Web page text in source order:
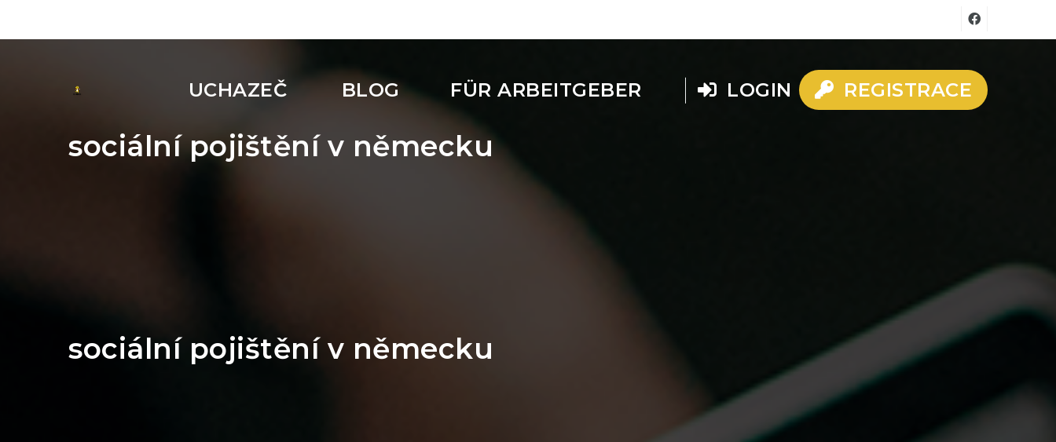
UCHAZEČ BLOG FÜR ARBEITGEBER LOGIN REGISTRACE
sociální pojištění v německu
sociální pojištění v německu